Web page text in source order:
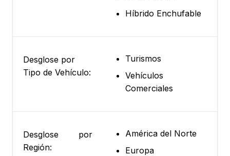
Híbrido Enchufable
Desglose por
Tipo de Vehículo:
Turismos
Vehículos
Comerciales
Desglose por
Región:
América del Norte
Europa